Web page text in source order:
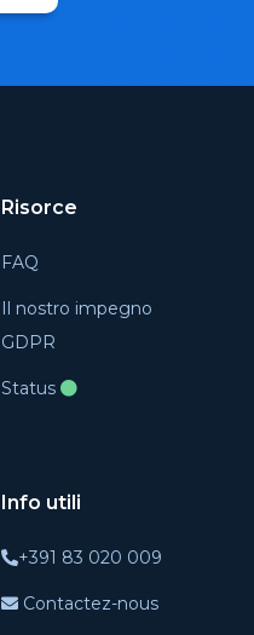
Risorce
FAQ
Il nostro impegno
GDPR
Status
Info utili
+391 83 020 009
Contactez-nous